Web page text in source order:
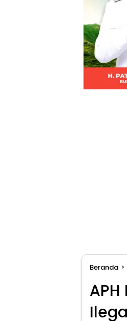
Beranda